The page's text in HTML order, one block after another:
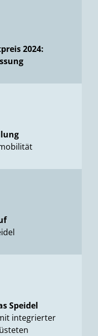
2024:
Speidel
integrierter